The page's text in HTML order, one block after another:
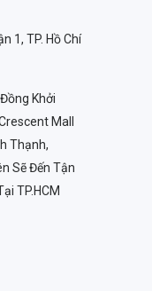
1, TP. Hồ Chí
Khởi
Mall
Thạnh,
Sẽ Đến Tận
TP.HCM